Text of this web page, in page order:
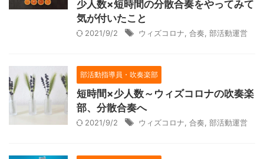
少人数×短時間の分散合奏をやってみて
気が付いたこと
2021/9/2 ウィズコロナ 合奏 部活動運営
部活動指導員・吹奏楽部
短時間×少人数～ウィズコロナの吹奏楽
部、分散合奏へ
2021/9/2 ウィズコロナ 合奏 部活動運営